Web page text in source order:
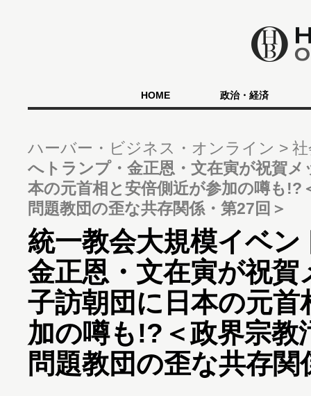
HOME 政治・経済
ハーバー・ビジネス・オンライン
へトランプ・金正恩・文在寅が祝賀
本の元首相と安倍側近が参加の噂も!?
問題教団の歪な共存関係・第27回＞
統一教会大規模イベ
金正恩・文在寅が祝
子訪朝団に日本の元首
加の噂も!?＜政界宗教
問題教団の歪な共存関